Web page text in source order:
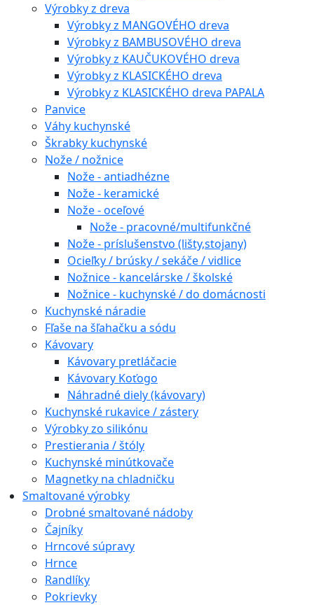
Výrobky z dreva
Výrobky z MANGOVÉHO dreva
Výrobky z BAMBUSOVÉHO dreva
Výrobky z KAUČUKOVÉHO dreva
Výrobky z KLASICKÉHO dreva
Výrobky z KLASICKÉHO dreva PAPALA
Panvice
Váhy kuchynské
Škrabky kuchynské
Nože / nožnice
Nože - antiadhézne
Nože - keramické
Nože - oceľové
Nože - pracovné/multifunkčné
Nože - príslušenstvo (lišty,stojany)
Ocieľky / brúsky / sekáče / vidlice
Nožnice - kancelárske / školské
Nožnice - kuchynské / do domácnosti
Kuchynské náradie
Fľaše na šľahačku a sódu
Kávovary
Kávovary pretláčacie
Kávovary Koťogo
Náhradné diely (kávovary)
Kuchynské rukavice / zástery
Výrobky zo silikónu
Prestierania / štóly
Kuchynské minútkovače
Magnetky na chladničku
Smaltované výrobky
Drobné smaltované nádoby
Čajníky
Hrncové súpravy
Hrnce
Randlíky
Pokrievky